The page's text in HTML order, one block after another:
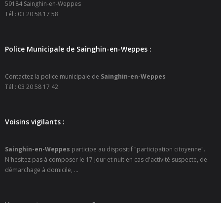
- - Ecole Sainte Marie
- - Centres de loisirs
- - Espace jeunes 12 / 17 ans
- - Conseil Municipal Enfants
- - Conseil Municipal Jeunes
59184 Sainghin-en-Weppes
Tél : 03 20 58 17 58
Police Municipale de Sainghin-en-Weppes :
Contactez la police municipale de Sainghin-en-Weppes
Tél : 03 20 58 17 42
Voisins vigilants :
Sainghin-en-Weppes participe au dispositif "participation citoyenne".
N'hésitez pas à composer le 17 jour et nuit en cas d'activité suspecte, de
démarchage à domicile, ...